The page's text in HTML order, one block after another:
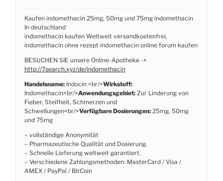
Kaufen indomethacin 25mg, 50mg und 75mg indomethacin
In deutschland
indomethacin kaufen Weltweit versandkostenfrei,
indomethacin ohne rezept indomethacin online forum kaufen
BESUCHEN SIE unsere Online-Apotheke ->
http://7search.xyz/de/indomethacin
Handelsname: Indocin <br/>Wirkstoff:
Indomethacin<br/>Anwendungsgebiet: Zur Linderung von
Fieber, Steifheit, Schmerzen und
Schwellungen<br/>Verfügbare Dosierungen: 25mg, 50mg
und 75mg
– vollständige Anonymität
– Pharmazeutische Qualität und Dosierung.
– Schnelle Lieferung weltweit garantiert.
– Verschiedene Zahlungsmethoden: MasterCard / Visa /
AMEX / PayPal / BitCoin